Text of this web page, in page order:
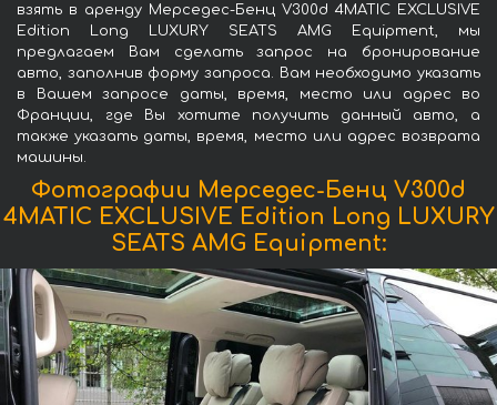
взять в аренду Мерседес-Бенц V300d 4MATIC EXCLUSIVE
Edition Long LUXURY SEATS AMG Equipment, мы
предлагаем Вам сделать запрос на бронирование
авто, заполнив форму запроса. Вам необходимо указать
в Вашем запросе даты, время, место или адрес во
Франции, где Вы хотите получить данный авто, а
также указать даты, время, место или адрес возврата
машины.
Фотографии Мерседес-Бенц V300d
4MATIC EXCLUSIVE Edition Long LUXURY
SEATS AMG Equipment: